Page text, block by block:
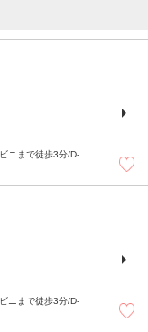
ニまで徒歩3分/D-
ニまで徒歩3分/D-